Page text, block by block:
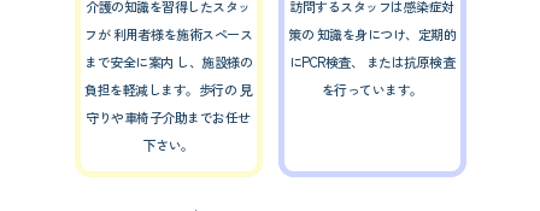
介護の知識を習得したスタッ
フが利用者様を施術スペース
まで安全に案内 し、施設様の
負担を軽減します。歩行の 見
守りや車椅子介助までお任せ
下さい。
訪問するスタッフは感染症対
策の知識を身につけ、定期的
にPCR検査、
または抗原検査
を行っています。